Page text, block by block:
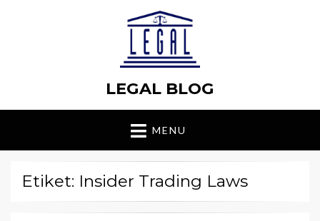
LEGAL BLOG
MENU
Etiket: Insider Trading Laws